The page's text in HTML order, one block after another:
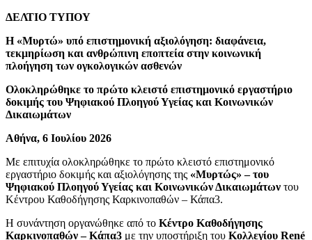
ΔΕΛΤΙΟ ΤΥΠΟΥ
Η «Μυρτώ» υπό επιστημονική αξιολόγηση: διαφάνεια,
τεκμηρίωση και ανθρώπινη εποπτεία στην κοινωνική
πλοήγηση των ογκολογικών ασθενών
Ολοκληρώθηκε το πρώτο κλειστό επιστημονικό εργαστήριο
δοκιμής του Ψηφιακού Πλοηγού Υγείας και Κοινωνικών
Δικαιωμάτων
Αθήνα, 6 Ιουλίου 2026
Με επιτυχία ολοκληρώθηκε το πρώτο κλειστό επιστημονικό
εργαστήριο δοκιμής και αξιολόγησης της «Μυρτώς» – του
Ψηφιακού Πλοηγού Υγείας και Κοινωνικών Δικαιωμάτων του
Κέντρου Καθοδήγησης Καρκινοπαθών – Κάπα3.
Η συνάντηση οργανώθηκε από το Κέντρο Καθοδήγησης
Καρκινοπαθών – Κάπα3 με την υποστήριξη του Κολλεγίου René